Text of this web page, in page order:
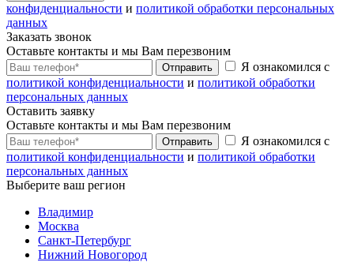
конфиденциальности и политикой обработки персональных
данных
Заказать звонок
Оставьте контакты и мы Вам перезвоним
Отправить
Я ознакомился с
политикой конфиденциальности и политикой обработки
персональных данных
Оставить заявку
Оставьте контакты и мы Вам перезвоним
Отправить
Я ознакомился с
политикой конфиденциальности и политикой обработки
персональных данных
Выберите ваш регион
Владимир
Москва
Санкт-Петербург
Нижний Новогород